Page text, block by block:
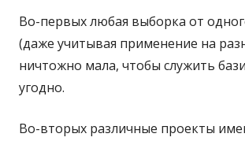
Во-первых любая выборка от
(даже учитывая применение на
ничтожно мала, чтобы служить
угодно.
Во-вторых различные проекты